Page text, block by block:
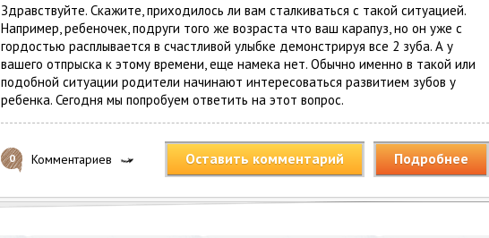
Здравствуйте. Скажите, приходилось ли вам сталкиваться с такой ситуацией.
Например, ребеночек, подруги того же возраста что ваш карапуз, но он уже с
гордостью расплывается в счастливой улыбке демонстрируя все 2 зуба. А у
вашего отпрыска к этому времени, еще намека нет. Обычно именно в такой или
подобной ситуации родители начинают интересоваться развитием зубов у
ребенка. Сегодня мы попробуем ответить на этот вопрос.
0 Комментариев Подробнее
Оставить комментарий